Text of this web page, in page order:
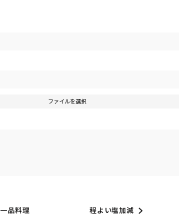
ファイルを選択
一品料理 程よい塩加減